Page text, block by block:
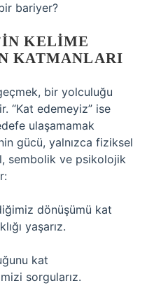
bariyer?
KELIME
KATMANLARI
bir yolculuğu
“Kat edemeyiz” ise
ulaşamamak
gücü, yalnızca fiziksel
sembolik ve psikolojik
dönüşümü kat
yaşarız.
kat
sorgularız.